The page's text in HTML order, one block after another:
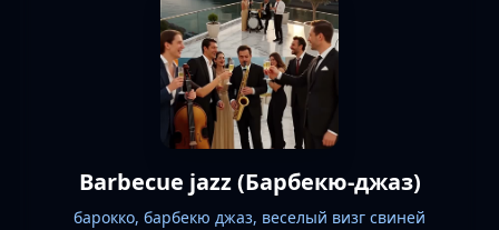
Barbecue jazz (Барбекю-джаз)
барокко, барбекю джаз, веселый визг свиней